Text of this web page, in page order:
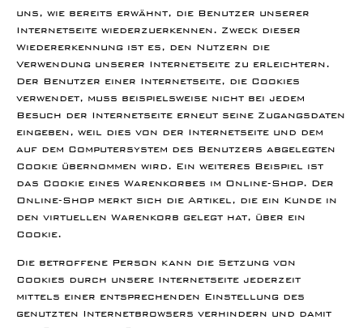
uns, wie bereits erwähnt, die Benutzer unserer
Internetseite wiederzuerkennen. Zweck dieser
Wiedererkennung ist es, den Nutzern die
Verwendung unserer Internetseite zu erleichtern.
Der Benutzer einer Internetseite, die Cookies
verwendet, muss beispielsweise nicht bei jedem
Besuch der Internetseite erneut seine Zugangsdaten
eingeben, weil dies von der Internetseite und dem
auf dem Computersystem des Benutzers abgelegten
Cookie übernommen wird. Ein weiteres Beispiel ist
das Cookie eines Warenkorbes im Online-Shop. Der
Online-Shop merkt sich die Artikel, die ein Kunde in
den virtuellen Warenkorb gelegt hat, über ein
Cookie.
Die betroffene Person kann die Setzung von
Cookies durch unsere Internetseite jederzeit
mittels einer entsprechenden Einstellung des
genutzten Internetbrowsers verhindern und damit